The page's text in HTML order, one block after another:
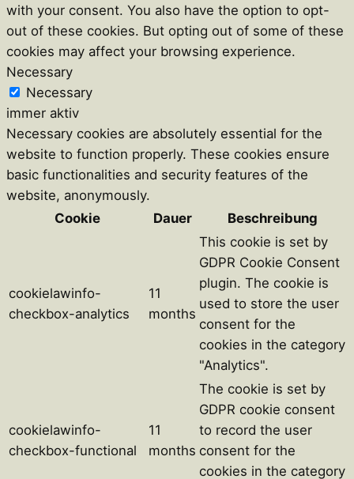
with your consent. You also have the option to opt-
out of these cookies. But opting out of some of these
cookies may affect your browsing experience.
Necessary
Necessary
immer aktiv
Necessary cookies are absolutely essential for the
website to function properly. These cookies ensure
basic functionalities and security features of the
website, anonymously.
Cookie
Dauer Beschreibung
cookielawinfo-
checkbox-analytics
11
months
This cookie is set by
GDPR Cookie Consent
plugin. The cookie is
used to store the user
consent for the
cookies in the category
"Analytics".
cookielawinfo-
checkbox-functional
11
months
The cookie is set by
GDPR cookie consent
to record the user
consent for the
cookies in the category